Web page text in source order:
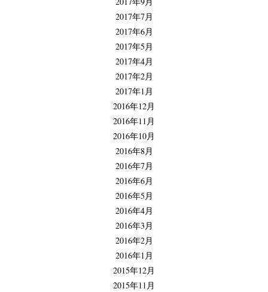
2017年7月
2017年6月
2017年5月
2017年4月
2017年2月
2017年1月
2016年12月
2016年11月
2016年10月
2016年8月
2016年7月
2016年6月
2016年5月
2016年4月
2016年3月
2016年2月
2016年1月
2015年12月
2015年11月